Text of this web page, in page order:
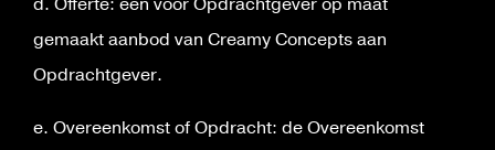
gemaakt aanbod van Creamy Concepts aan
Opdrachtgever.
e. Overeenkomst of Opdracht: de Overeenkomst